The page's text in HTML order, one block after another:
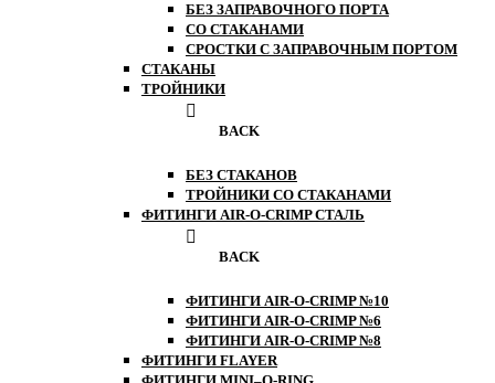
БЕЗ ЗАПРАВОЧНОГО ПОРТА
СО СТАКАНАМИ
СРОСТКИ С ЗАПРАВОЧНЫМ ПОРТОМ
СТАКАНЫ
ТРОЙНИКИ
BACK
БЕЗ СТАКАНОВ
ТРОЙНИКИ СО СТАКАНАМИ
ФИТИНГИ AIR-O-CRIMP СТАЛЬ
BACK
ФИТИНГИ AIR-O-CRIMP №10
ФИТИНГИ AIR-O-CRIMP №6
ФИТИНГИ AIR-O-CRIMP №8
ФИТИНГИ FLAYER